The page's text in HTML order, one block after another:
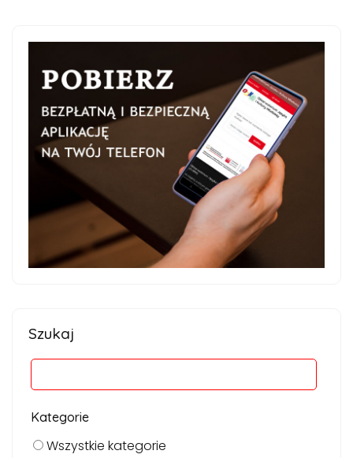
Szukaj
Kategorie
Wszystkie kategorie